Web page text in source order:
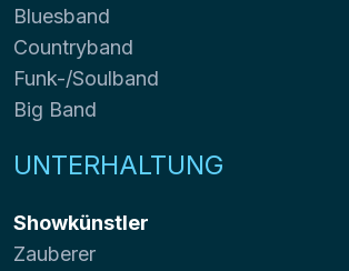
Bluesband
Countryband
Funk-/Soulband
Big Band
UNTERHALTUNG
Showkünstler
Zauberer